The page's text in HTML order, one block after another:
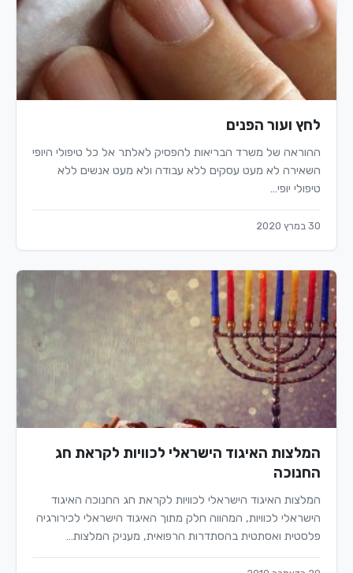
לחץ ועור הפנים
ההוראה של משרד הבריאות להפסיק לאלתר אל כל טיפולי היופי
השאירה לא מעט עסקים ללא עבודה ולא מעט אנשים ללא
טיפולי יופי…
30 במרץ 2020
המלצות האיגוד הישראלי לכוויות לקראת חג
החנוכה
המלצות האיגוד הישראלי לכוויות לקראת חג החנוכה האיגוד
הישראלי לכוויות, המהווה חלק מתוך האיגוד הישראלי לכירורגיה
פלסטית ואסתטית בהסתדרות הרפואית, מעניק המלצות…